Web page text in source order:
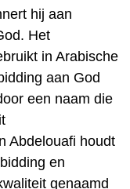
hij aan
Het
in Arabische
aan God
een naam die
Abdelouafi houdt
en
genaamd